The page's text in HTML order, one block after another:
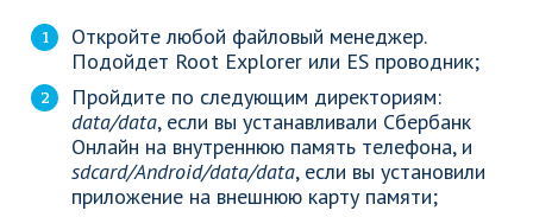
Откройте любой файловый менеджер.
Подойдет Root Explorer или ES проводник;
Пройдите по следующим директориям:
data/data, если вы устанавливали Сбербанк
Онлайн на внутреннюю память телефона, и
sdcard/Android/data/data, если вы установили
приложение на внешнюю карту памяти;